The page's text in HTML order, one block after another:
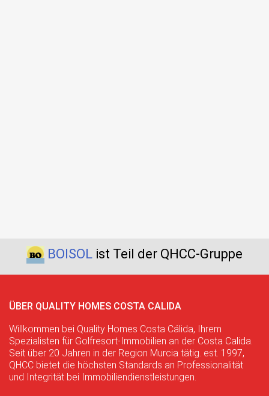
BOISOL ist Teil der QHCC-Gruppe
ÜBER QUALITY HOMES COSTA CALIDA
Willkommen bei Quality Homes Costa Cálida, Ihrem
Spezialisten für Golfresort-Immobilien an der Costa Calida.
Seit über 20 Jahren in der Region Murcia tätig. est. 1997,
QHCC bietet die höchsten Standards an Professionalität
und Integrität bei Immobiliendienstleistungen.